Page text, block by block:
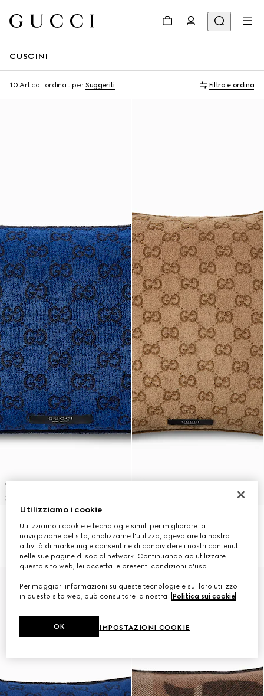
CUSCINI
10 Articoli ordinati perSuggeriti Filtra e ordina
Cuscino rettangolare in cotone
GG
CHF 350
Cuscino in cotone GG
CHF 410
Utilizziamo i cookie
Utilizziamo i cookie e tecnologie simili per migliorare la
navigazione del sito, analizzarne l'utilizzo, agevolare la nostra
attività di marketing e consentirle di condividere i nostri contenuti
nelle sue pagine di social network. Continuando ad utilizzare
questo sito web, lei accetta le presenti condizioni d'uso.
Per maggiori informazioni su queste tecnologie e sul loro utilizzo
in questo sito web, può consultare la nostra
Politica sui cookie.
IMPOSTAZIONI COOKIE
OK